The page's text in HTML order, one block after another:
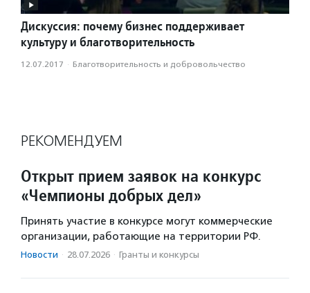
Дискуссия: почему бизнес поддерживает
культуру и благотворительность
12.07.2017 · Благотвори­тель­ность и доброволь­чест­во
РЕКОМЕНДУЕМ
Открыт прием заявок на конкурс
«Чемпионы добрых дел»
Принять участие в конкурсе могут коммерческие
организации, работающие на территории РФ.
Новости · 28.07.2026 · Гранты и конкурсы